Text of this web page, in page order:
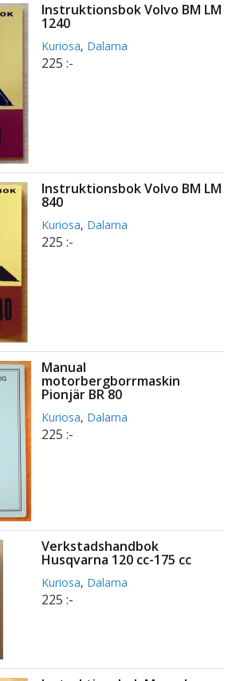
Instruktionsbok Volvo BM LM
1240
Kuriosa, Dalarna
225 :-
Instruktionsbok Volvo BM LM
840
Kuriosa, Dalarna
225 :-
Manual
motorbergborrmaskin
Pionjär BR 80
Kuriosa, Dalarna
225 :-
Verkstadshandbok
Husqvarna 120 cc-175 cc
Kuriosa, Dalarna
225 :-